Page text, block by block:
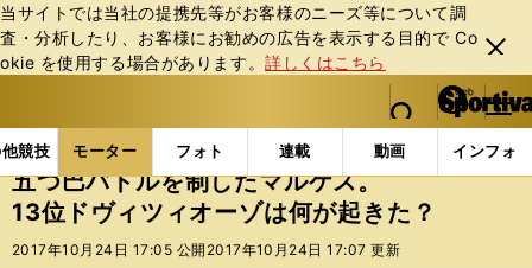
当サイトでは当社の提携先等がお客様のニーズ等について調
査・分析したり、お客様にお勧めの広告を表⽰する⽬的で Co
okie を使⽤する場合があります。詳しくはこちら
閉じ
る
web Sportiva (webスポルティーバ)
検索
マイペ
ー
ジ
メニュ
競技 モーター フォト 連載 動画 インフォ
b
ス
ポ
ル
モーターの記事一覧 モーター MotoGP 五つ巴
五つ巴バトルを制したマルケス。
13位ドヴィツィオーゾは何が起きた？
2017年10月24日 17:05 公開 2017年10月24日 17:07 更新